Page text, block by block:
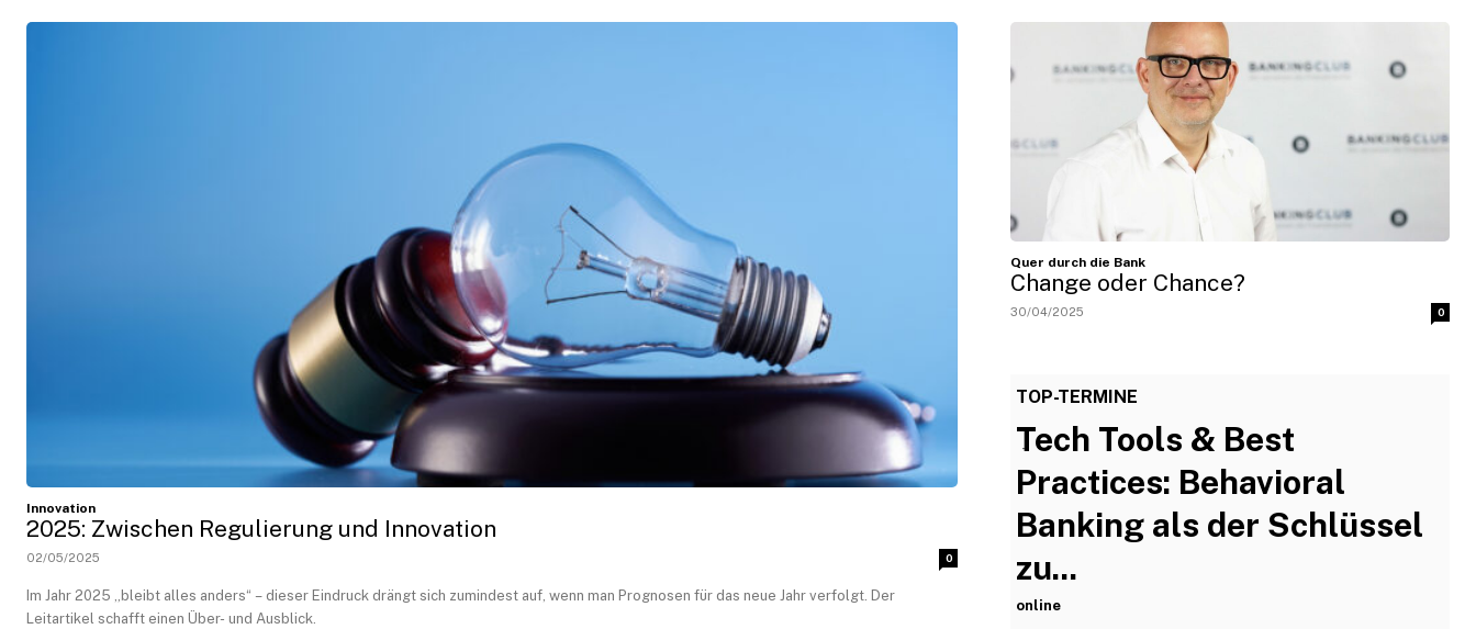
Innovation
2025: Zwischen Regulierung und Innovation
02/05/2025 0
Im Jahr 2025 „bleibt alles anders“ – dieser Eindruck drängt sich zumindest auf, wenn man Prognosen für das neue Jahr verfolgt. Der
Leitartikel schafft einen Über- und Ausblick.
Quer durch die Bank
Change oder Chance?
30/04/2025 0
TOP-TERMINE
-
Tech Tools & Best
Practices: Behavioral
Banking als der Schlüssel
zu...
online